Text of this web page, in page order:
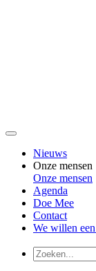
Nieuws
Onze mensen
Onze mensen
Agenda
Doe Mee
Contact
We willen